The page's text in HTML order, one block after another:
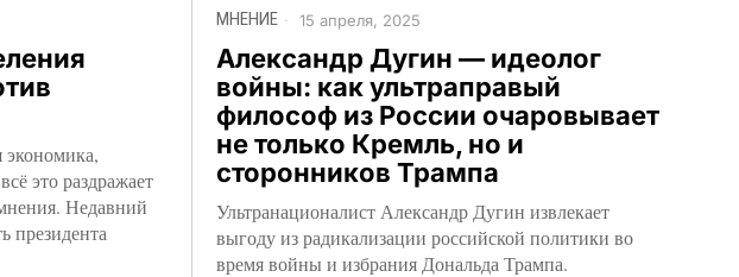
это раздражает
Недавний
президента
МНЕНИЕ 15 апреля, 2025
Александр Дугин — идеолог
войны: как ультраправый
философ из России очаровывает
не только Кремль, но и
сторонников Трампа
Ультранационалист Александр Дугин извлекает
выгоду из радикализации российской политики во
время войны и избрания Дональда Трампа.